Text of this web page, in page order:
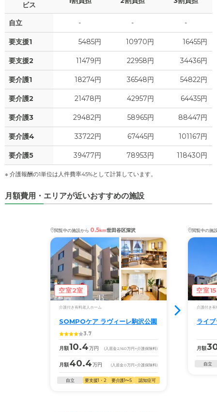
家賃 24
食費 ? 0 万円
水道・光熱費 0
上乗せ介護費 ? 3.3
その他 0 万円
介護保険料 -
ビス
自立 - - -
要支援1 5485円 10970円 16455円
要支援2 11479円 22958円 34436円
要介護1 18274円 36548円 54822円
要介護2 21478円 42957円 64435円
要介護3 29482円 58965円 88447円
要介護4 33722円 67445円 101167円
要介護5 39477円 78953円 118430円
※ 介護報酬の1単位は人件費率45%として計算しています。
月額費用・エリアが近いおすすめの施設
閲覧中の施設から 0.5km世田谷区深沢
空室2室
介護付き有料老人ホーム
SOMPOケア ラヴィーレ駒沢公園
3.7
月額10.4万円 (入居金2,160万円 +介護保険料)
月額40.4万円 (入居金0万円 +介護保険料)
自立 要支援1・2 要介護1〜5 認知症可
閲覧中の施
空室
介護付き有
ライ
月額
自立